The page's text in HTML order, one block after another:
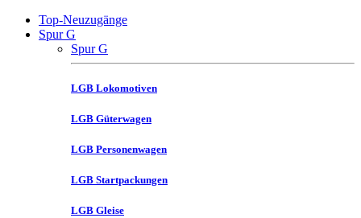
Top-Neuzugänge
Spur G
Spur G
LGB Lokomotiven
LGB Güterwagen
LGB Personenwagen
LGB Startpackungen
LGB Gleise